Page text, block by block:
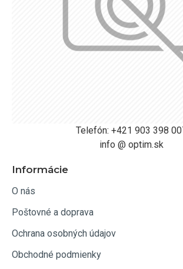
Telefón: +421 903 398
info @ optim.sk
Informácie
O nás
Poštovné a doprava
Ochrana osobných údajov
Obchodné podmienky